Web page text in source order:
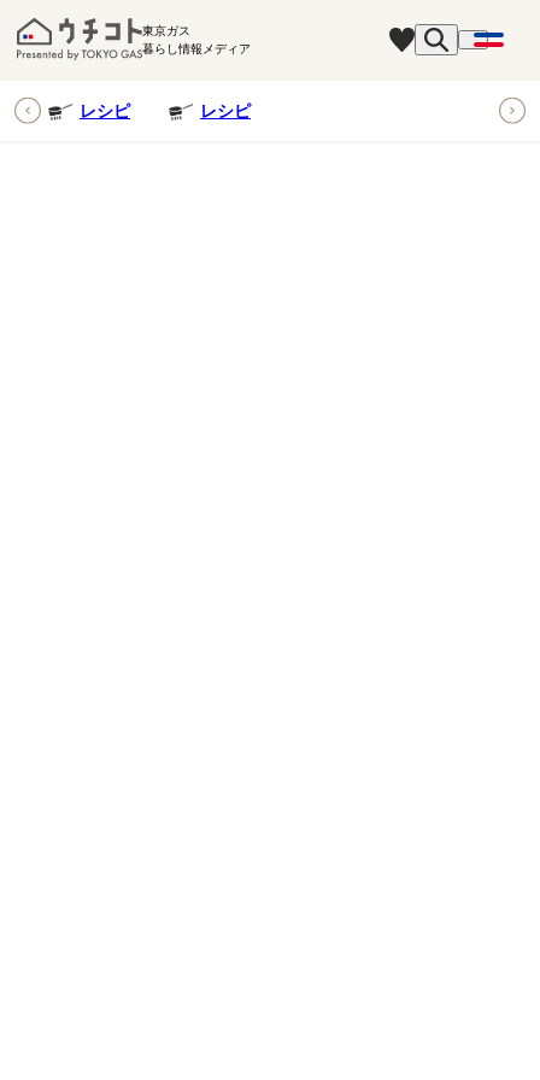
東京ガス
暮らし情報メディア
レシピ レシピ